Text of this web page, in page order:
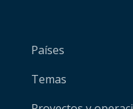
Países
Temas